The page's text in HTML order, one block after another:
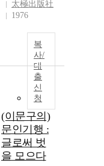
太極出版社
1976
복
사/
대
출
신
청
(이문구의)
문인기행 :
글로써 벗
을 모으다